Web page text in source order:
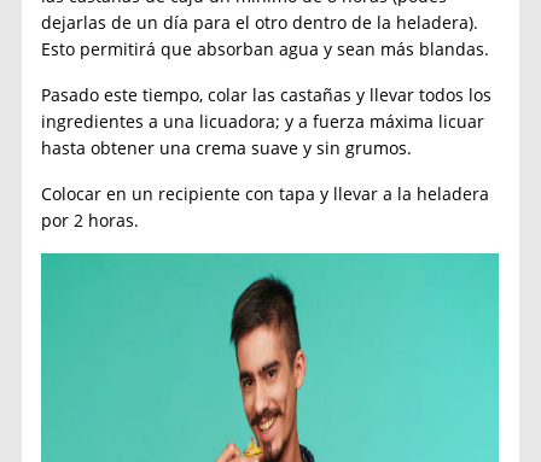
dejarlas de un día para el otro dentro de la heladera).
Esto permitirá que absorban agua y sean más blandas.
Pasado este tiempo, colar las castañas y llevar todos los
ingredientes a una licuadora; y a fuerza máxima licuar
hasta obtener una crema suave y sin grumos.
Colocar en un recipiente con tapa y llevar a la heladera
por 2 horas.